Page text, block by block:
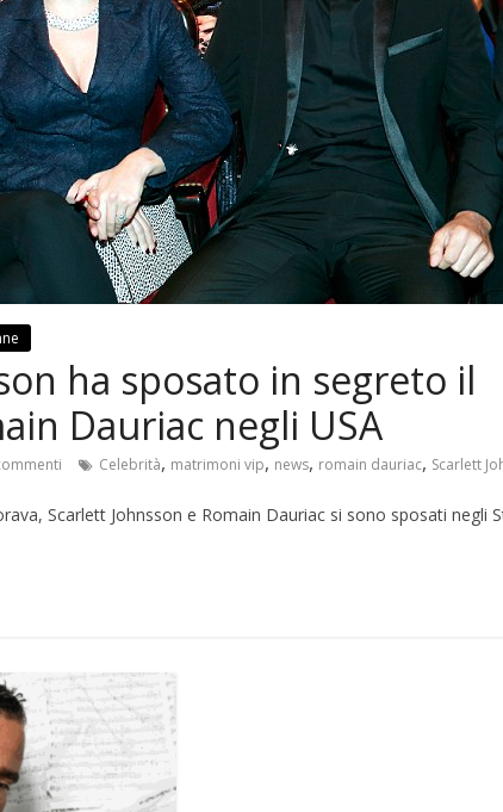
ha sposato in segreto il
Dauriac negli USA
Celebrità, matrimoni vip, news, romain dauriac, Scarlett
Scarlett Johnsson e Romain Dauriac si sono sposati negli